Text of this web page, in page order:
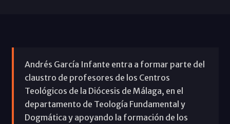
Andrés García Infante entra a formar parte del
claustro de profesores de los Centros
Teológicos de la Diócesis de Málaga, en el
departamento de Teología Fundamental y
Dogmática y apoyando la formación de los